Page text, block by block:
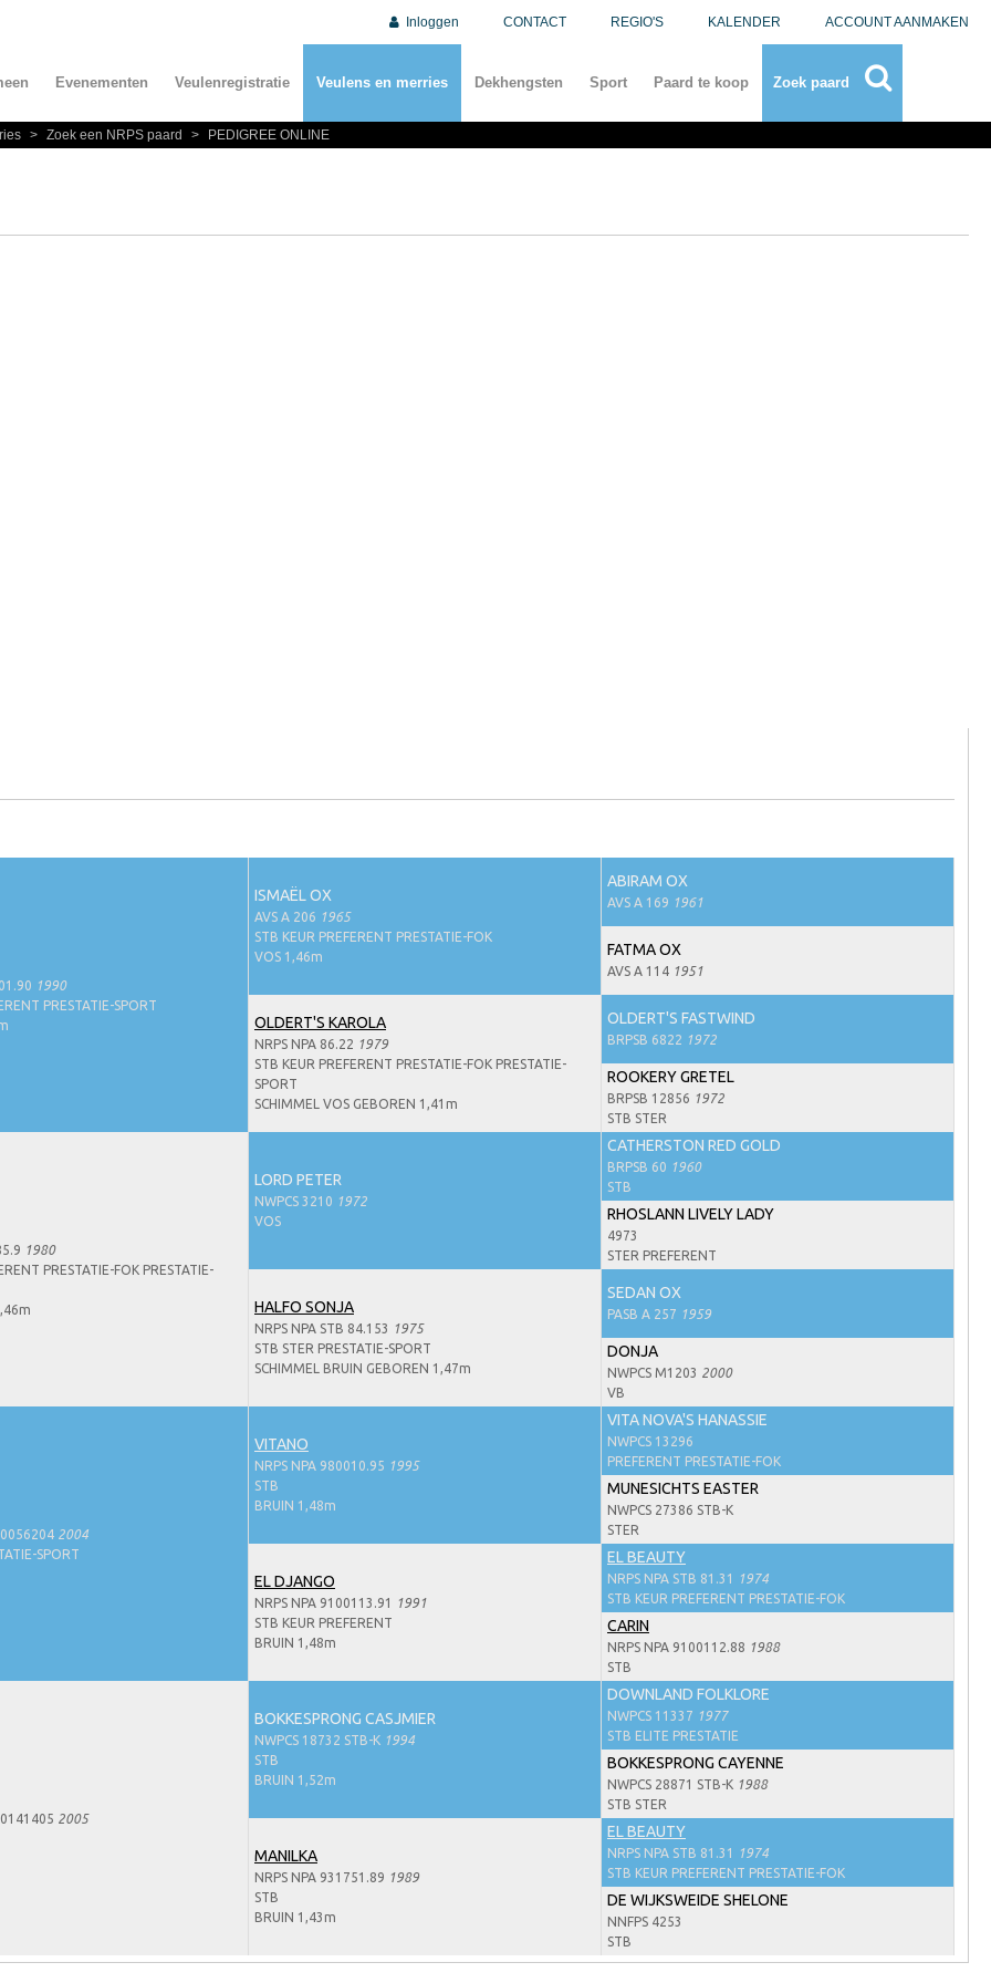
Inloggen CONTACT REGIO'S KALENDER ACCOUNT AANMAKEN
Evenementen Veulenregistratie Veulens en merries Dekhengsten Sport Paard te koop Zoek paard
> Zoek een NRPS paard > PEDIGREE ONLINE
1990
PRESTATIE-SPORT
ISMAËL OX
AVS A 206 1965
STB KEUR PREFERENT PRESTATIE-FOK
VOS 1,46m
ABIRAM OX
AVS A 169 1961
FATMA OX
AVS A 114 1951
OLDERT'S KAROLA
NRPS NPA 86.22 1979
STB KEUR PREFERENT PRESTATIE-FOK PRESTATIE-
SPORT
SCHIMMEL VOS GEBOREN 1,41m
OLDERT'S FASTWIND
BRPSB 6822 1972
ROOKERY GRETEL
BRPSB 12856 1972
STB STER
1980
PRESTATIE-FOK PRESTATIE-
LORD PETER
NWPCS 3210 1972
VOS
CATHERSTON RED GOLD
BRPSB 60 1960
STB
RHOSLANN LIVELY LADY
4973
STER PREFERENT
HALFO SONJA
NRPS NPA STB 84.153
1975
STB STER PRESTATIE-SPORT
SCHIMMEL BRUIN GEBOREN 1,47m
SEDAN OX
PASB A 257 1959
DONJA
NWPCS M1203 2000
VB
2004
SPORT
VITANO
NRPS NPA 980010.95 1995
STB
BRUIN 1,48m
VITA NOVA'S HANASSIE
NWPCS 13296
PREFERENT PRESTATIE-FOK
MUNESICHTS EASTER
NWPCS 27386 STB-K
STER
EL DJANGO
NRPS NPA 9100113.91
1991
STB KEUR PREFERENT
BRUIN 1,48m
EL BEAUTY
NRPS NPA STB 81.31
1974
STB KEUR PREFERENT PRESTATIE-FOK
CARIN
NRPS NPA 9100112.88 1988
STB
2005
BOKKESPRONG CASJMIER
NWPCS 18732 STB-K 1994
STB
BRUIN 1,52m
DOWNLAND FOLKLORE
NWPCS 11337 1977
STB ELITE PRESTATIE
BOKKESPRONG CAYENNE
NWPCS 28871 STB-K 1988
STB STER
MANILKA
NRPS NPA 931751.89 1989
STB
BRUIN 1,43m
EL BEAUTY
NRPS NPA STB 81.31
1974
STB KEUR PREFERENT PRESTATIE-FOK
DE WIJKSWEIDE SHELONE
NNFPS 4253
STB